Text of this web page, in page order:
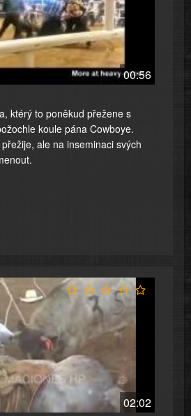
00:56
ktérý to poněkud přežene s
koule pána Cowboye.
ale na inseminaci svých
02:02